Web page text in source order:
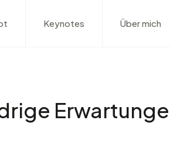
Keynotes Über mich